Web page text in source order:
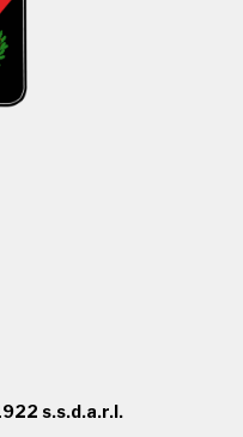
s.s.d.a.r.l.